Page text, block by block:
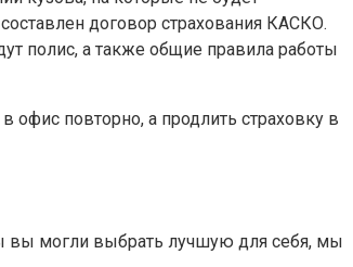
договор страхования КАСКО.
полис, а также общие правила работы
повторно, а продлить страховку в
вы могли выбрать лучшую для себя, мы